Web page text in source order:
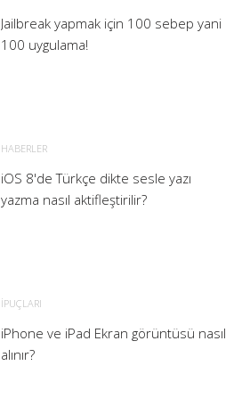
Jailbreak yapmak için 100 sebep yani
100 uygulama!
HABERLER
iOS 8'de Türkçe dikte sesle yazı
yazma nasıl aktifleştirilir?
İPUÇLARI
iPhone ve iPad Ekran görüntüsü nasıl
alınır?